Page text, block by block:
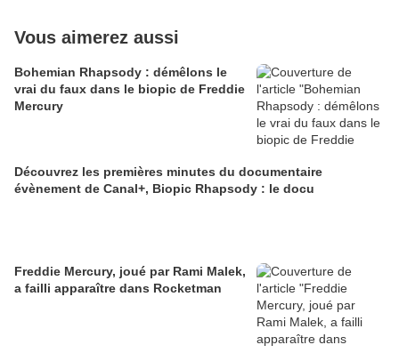
Vous aimerez aussi
Bohemian Rhapsody : démêlons le
vrai du faux dans le biopic de Freddie
Mercury
Découvrez les premières minutes du documentaire
évènement de Canal+, Biopic Rhapsody : le docu
Freddie Mercury, joué par Rami Malek,
a failli apparaître dans Rocketman